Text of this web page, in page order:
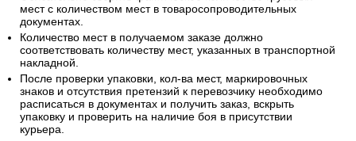
мест с количеством мест в товаросопроводительных
документах.
Количество мест в получаемом заказе должно
соответствовать количеству мест, указанных в транспортной
накладной.
После проверки упаковки, кол-ва мест, маркировочных
знаков и отсутствия претензий к перевозчику необходимо
расписаться в документах и получить заказ, вскрыть
упаковку и проверить на наличие боя в присутствии
курьера.